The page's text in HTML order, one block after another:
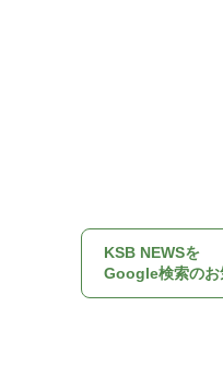
KSB NEWSを
Google検索のお